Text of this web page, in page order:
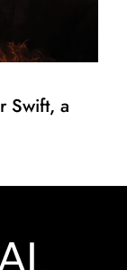
Swift, a